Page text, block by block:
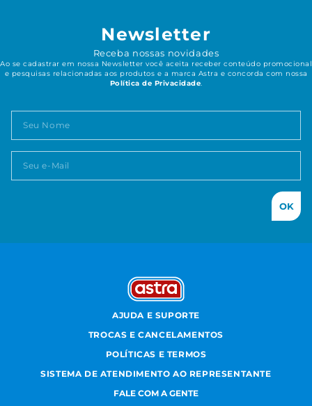
Newsletter
Receba nossas novidades
Ao se cadastrar em nossa Newsletter você aceita receber conteúdo promocional
e pesquisas relacionadas aos produtos e a marca Astra e concorda com nossa
Política de Privacidade.
OK
AJUDA E SUPORTE
TROCAS E CANCELAMENTOS
POLÍTICAS E TERMOS
SISTEMA DE ATENDIMENTO AO REPRESENTANTE
FALE COM A GENTE